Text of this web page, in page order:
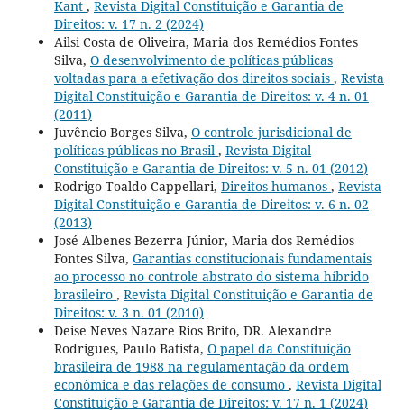
Kant , Revista Digital Constituição e Garantia de
Direitos: v. 17 n. 2 (2024)
Ailsi Costa de Oliveira, Maria dos Remédios Fontes
Silva, O desenvolvimento de políticas públicas
voltadas para a efetivação dos direitos sociais , Revista
Digital Constituição e Garantia de Direitos: v. 4 n. 01
(2011)
Juvêncio Borges Silva, O controle jurisdicional de
políticas públicas no Brasil , Revista Digital
Constituição e Garantia de Direitos: v. 5 n. 01 (2012)
Rodrigo Toaldo Cappellari, Direitos humanos , Revista
Digital Constituição e Garantia de Direitos: v. 6 n. 02
(2013)
José Albenes Bezerra Júnior, Maria dos Remédios
Fontes Silva, Garantias constitucionais fundamentais
ao processo no controle abstrato do sistema híbrido
brasileiro , Revista Digital Constituição e Garantia de
Direitos: v. 3 n. 01 (2010)
Deise Neves Nazare Rios Brito, DR. Alexandre
Rodrigues, Paulo Batista, O papel da Constituição
brasileira de 1988 na regulamentação da ordem
econômica e das relações de consumo , Revista Digital
Constituição e Garantia de Direitos: v. 17 n. 1 (2024)